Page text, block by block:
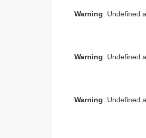
Warning: Undefined
Warning: Undefined
Warning: Undefined